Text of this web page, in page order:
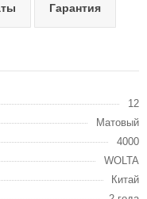
Гарантия
12
Матовый
4000
WOLTA
Китай